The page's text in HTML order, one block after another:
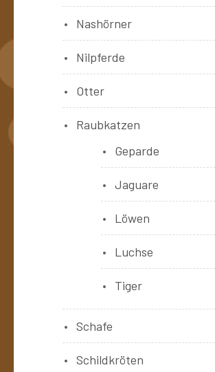
Nashörner
Nilpferde
Otter
Raubkatzen
Geparde
Jaguare
Löwen
Luchse
Tiger
Schafe
Schildkröten